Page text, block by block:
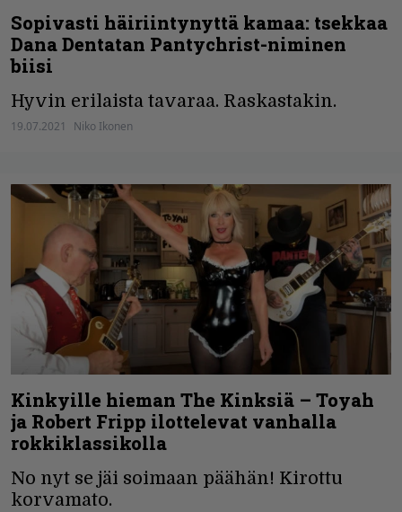
Sopivasti häiriintynyttä kamaa: tsekkaa
Dana Dentatan Pantychrist-niminen
biisi
Hyvin erilaista tavaraa. Raskastakin.
19.07.2021 Niko Ikonen
Kinkyille hieman The Kinksiä – Toyah
ja Robert Fripp ilottelevat vanhalla
rokkiklassikolla
No nyt se jäi soimaan päähän! Kirottu
korvamato.